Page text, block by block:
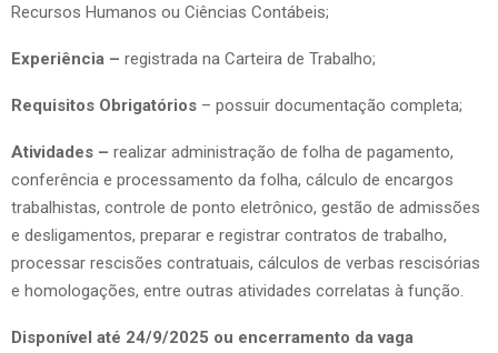
Recursos Humanos ou Ciências Contábeis;
Experiência – registrada na Carteira de Trabalho;
Requisitos Obrigatórios – possuir documentação completa;
Atividades – realizar administração de folha de pagamento,
conferência e processamento da folha, cálculo de encargos
trabalhistas, controle de ponto eletrônico, gestão de admissões
e desligamentos, preparar e registrar contratos de trabalho,
processar rescisões contratuais, cálculos de verbas rescisórias
e homologações, entre outras atividades correlatas à função.
Disponível até 24/9/2025 ou encerramento da vaga